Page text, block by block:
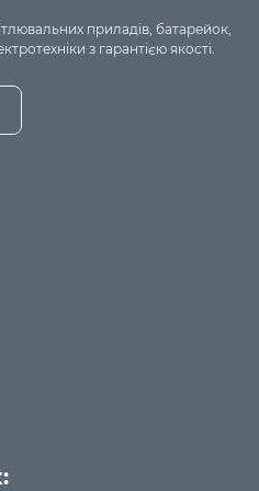
в моделі VL-
гарантією -
тільки безпечні
приладів, батарейок,
з гарантією якості.